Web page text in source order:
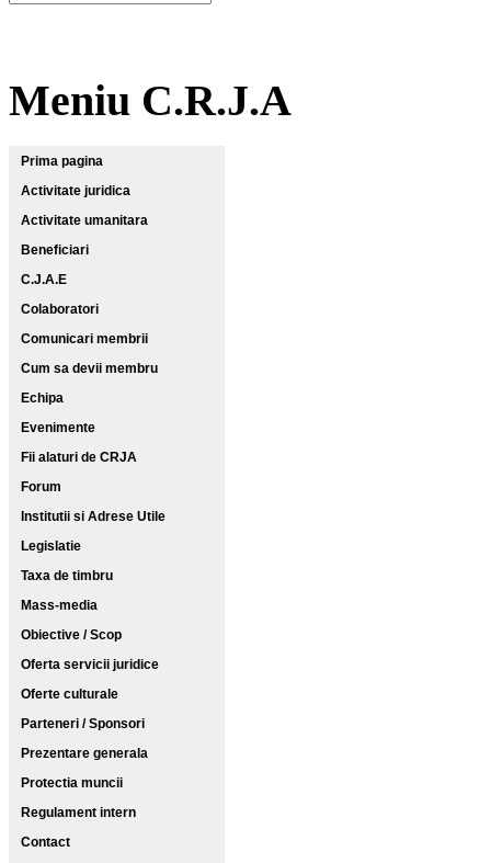
Meniu C.R.J.A
Prima pagina
Activitate juridica
Activitate umanitara
Beneficiari
C.J.A.E
Colaboratori
Comunicari membrii
Cum sa devii membru
Echipa
Evenimente
Fii alaturi de CRJA
Forum
Institutii si Adrese Utile
Legislatie
Taxa de timbru
Mass-media
Obiective / Scop
Oferta servicii juridice
Oferte culturale
Parteneri / Sponsori
Prezentare generala
Protectia muncii
Regulament intern
Contact